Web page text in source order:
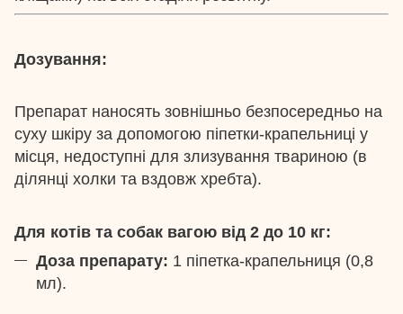
Дозування:
Препарат наносять зовнішньо безпосередньо на
суху шкіру за допомогою піпетки-крапельниці у
місця, недоступні для злизування твариною (в
ділянці холки та вздовж хребта).
Для котів та собак вагою від 2 до 10 кг:
Доза препарату: 1 піпетка-крапельниця (0,8
мл).